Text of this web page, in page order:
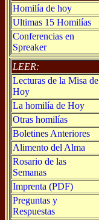
Homilía de hoy
Ultimas 15 Homilías
Conferencias en
Spreaker
LEER:
Lecturas de la Misa de
Hoy
La homilía de Hoy
Otras homilías
Boletines Anteriores
Alimento del Alma
Rosario de las
Semanas
Imprenta (PDF)
Preguntas y
Respuestas